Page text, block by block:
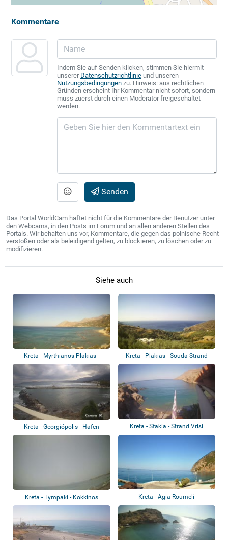
Kommentare
Indem Sie auf Senden klicken, stimmen Sie hiermit
unserer Datenschutzrichtlinieund unseren
Nutzungsbedingungenzu. Hinweis: aus rechtlichen
Gründen erscheint Ihr Kommentar nicht sofort, sondern
muss zuerst durch einen Moderator freigeschaltet
werden.
Senden
Das Portal WorldCam haftet nicht für die Kommentare der Benutzer unter
den Webcams, in den Posts im Forum und an allen anderen Stellen des
Portals. Wir behalten uns vor, Kommentare, die gegen das polnische Recht
verstoßen oder als beleidigend gelten, zu blockieren, zu löschen oder zu
modifizieren.
Siehe auch
Kreta - Myrthianos Plakias -
Strand von...
Kreta - Plakias - Souda-Strand
Kreta - Georgiópolis - Hafen Kreta - Sfakia - Strand Vrisi
Kreta - Tympaki - Kokkinos
Pirgos
Kreta - Agia Roumeli